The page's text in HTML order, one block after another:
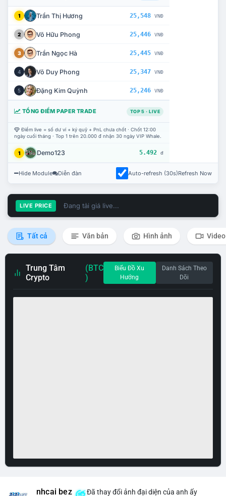
1 Trần Thị Hương 25,548 VNĐ
2 Võ Hữu Phong 25,446 VNĐ
3 Trần Ngọc Hà 25,445 VNĐ
4 Võ Duy Phong 25,347 VNĐ
5 Đặng Kim Quỳnh 25,246 VNĐ
TỔNG ĐIỂM PAPER TRADE TOP 5 · LIVE
Điểm live = số dư ví + ký quỹ + PnL chưa chốt · Chốt 12:00
ngày cuối tháng · Top 1 trên 20.000 đ nhận 30 ngày VIP Whale.
1 Demo123 5.492 đ
Hide Module Diễn đàn Auto-refresh (30s)Refresh Now
LIVE PRICE Đang tải giá live...
Tất cả Văn bản Hình ảnh Video
Trung Tâm
Crypto
(BTC
)
Biểu Đồ Xu
Hướng
Danh Sách Theo
Dõi
nhcai bez Đã thay đổi ảnh đại diện của anh ấy